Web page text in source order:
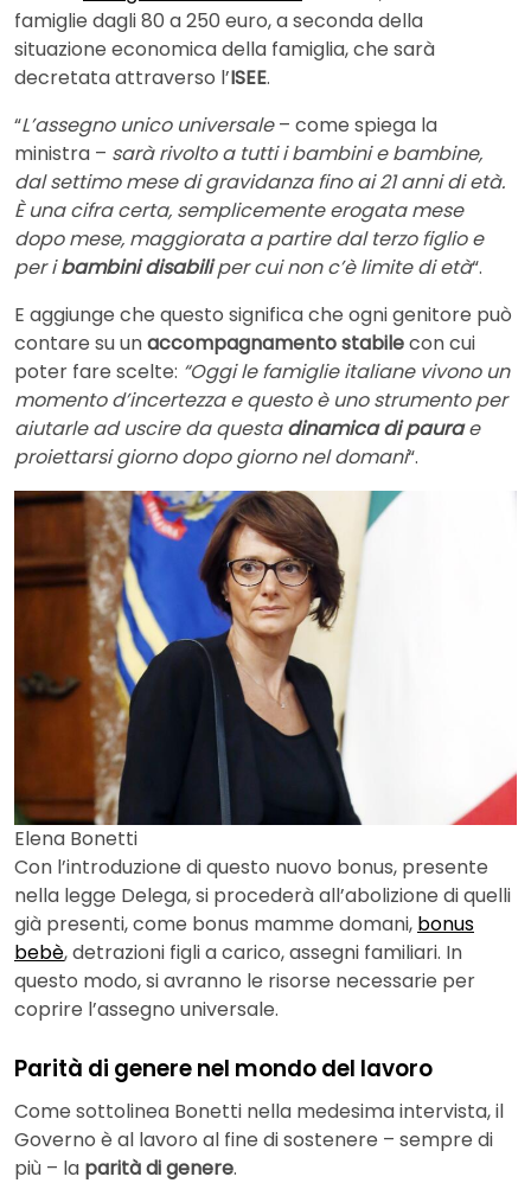
famiglie dagli 80 a 250 euro, a seconda della
situazione economica della famiglia, che sarà
decretata attraverso l’ISEE.
“L’assegno unico universale– come spiega la
ministra – sarà rivolto a tutti i bambini e bambine,
dal settimo mese di gravidanza fino ai 21 anni di età.
È una cifra certa, semplicemente erogata mese
dopo mese, maggiorata a partire dal terzo figlio e
per ibambini disabiliper cui non c’è limite di età“.
E aggiunge che questo significa che ogni genitore può
contare su unaccompagnamento stabilecon cui
poter fare scelte: “Oggi le famiglie italiane vivono un
momento d’incertezza e questo è uno strumento per
aiutarle ad uscire da questadinamica di paurae
proiettarsi giorno dopo giorno nel domani“.
Elena Bonetti
Con l’introduzione di questo nuovo bonus, presente
nella legge Delega, si procederà all’abolizione di quelli
già presenti, come bonus mamme domani, bonus
bebè, detrazioni figli a carico, assegni familiari. In
questo modo, si avranno le risorse necessarie per
coprire l’assegno universale.
Parità di genere nel mondo del lavoro
Come sottolinea Bonetti nella medesima intervista, il
Governo è al lavoro al fine di sostenere – sempre di
più – la parità di genere.